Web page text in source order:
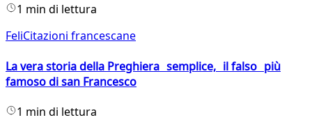
1 min di lettura
FeliCitazioni francescane
La vera storia della Preghiera semplice, il falso più
famoso di san Francesco
1 min di lettura